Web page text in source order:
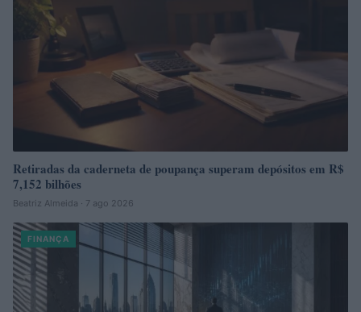
Retiradas da caderneta de poupança superam depósitos em R$
7,152 bilhões
Beatriz Almeida · 7 ago 2026
FINANÇA